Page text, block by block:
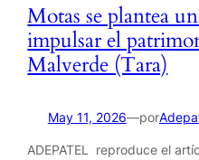
Motas se plantea
impulsar el
Malverde (Tara)
May 11, 2026—por
ADEPATEL reproduce el